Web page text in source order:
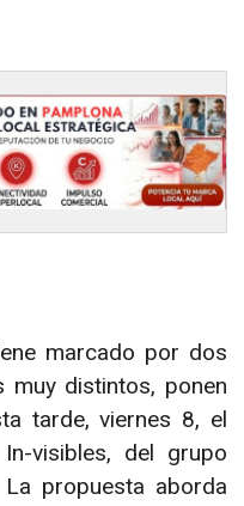
marcado por dos
muy distintos, ponen
tarde, viernes 8, el
visibles, del grupo
propuesta aborda